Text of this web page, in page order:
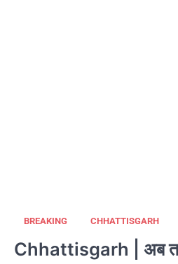
BREAKING CHHATTISGARH
Chhattisgarh | अब